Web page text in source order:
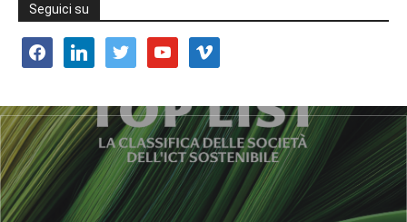
Seguici su
facebooklinkedin twitter youtube vimeo